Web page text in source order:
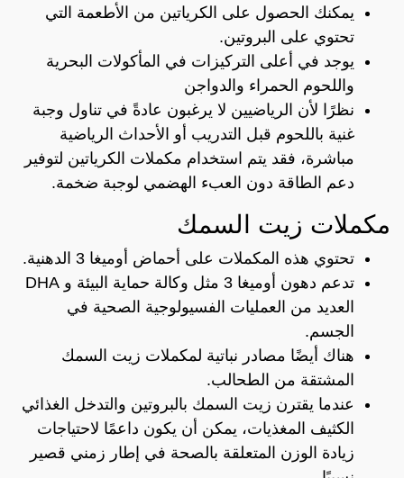
يمكنك الحصول على الكرياتين من الأطعمة التي
تحتوي على البروتين.
يوجد في أعلى التركيزات في المأكولات البحرية
واللحوم الحمراء والدواجن
نظرًا لأن الرياضيين لا يرغبون عادةً في تناول وجبة
غنية باللحوم قبل التدريب أو الأحداث الرياضية
مباشرة، فقد يتم استخدام مكملات الكرياتين لتوفير
دعم الطاقة دون العبء الهضمي لوجبة ضخمة.
مكملات زيت السمك
تحتوي هذه المكملات على أحماض أوميغا 3 الدهنية.
تدعم دهون أوميغا 3 مثل وكالة حماية البيئة و DHA
العديد من العمليات الفسيولوجية الصحية في
الجسم.
هناك أيضًا مصادر نباتية لمكملات زيت السمك
المشتقة من الطحالب.
عندما يقترن زيت السمك بالبروتين والتدخل الغذائي
الكثيف المغذيات، يمكن أن يكون داعمًا لاحتياجات
زيادة الوزن المتعلقة بالصحة في إطار زمني قصير